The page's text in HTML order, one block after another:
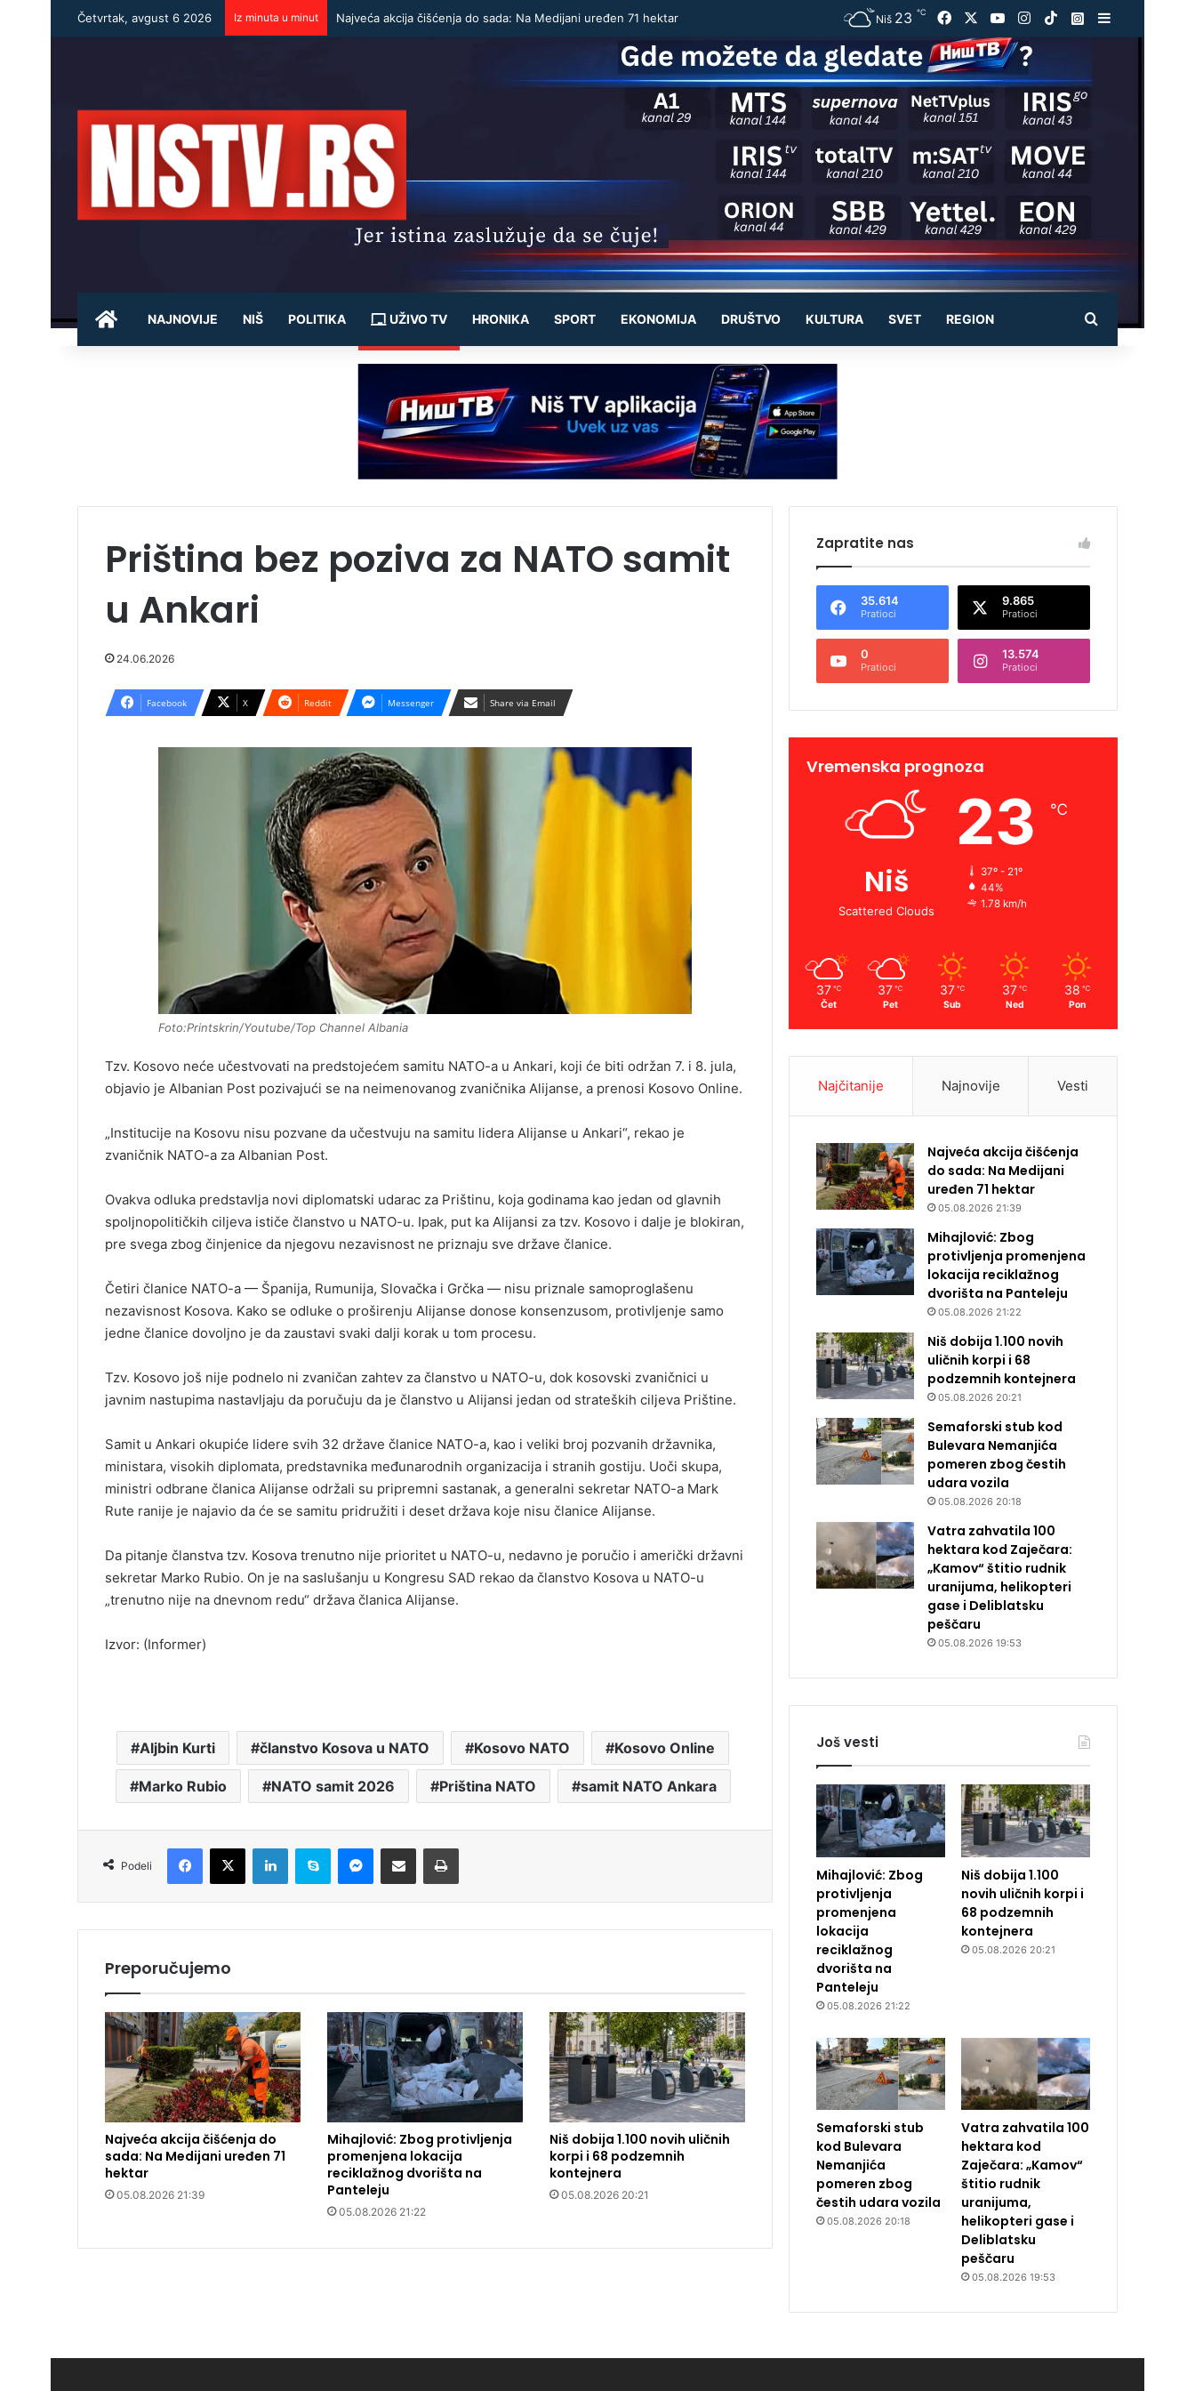
Četvrtak, avgust 6 2026 Iz minuta u minut Najveća akcija čišćenja do sada: Na Medijani uređen 71 hektar Niš 23 ℃ Facebook YouTubeInstagram
TikTokInstagram
POČETNA
NAJNOVIJE NIŠ POLITIKA UŽIVO TV HRONIKA SPORT EKONOMIJA DRUŠTVO KULTURA SVET REGION Pretraži
Priština bez poziva za NATO samit
u Ankari
24.06.2026
Facebook X Reddit Messenger Share via Email
Foto:Printskrin/Youtube/Top Channel Albania
Tzv. Kosovo neće učestvovati na predstojećem samitu NATO-a u Ankari, koji će biti održan 7. i 8. jula,
objavio je Albanian Post pozivajući se na neimenovanog zvaničnika Alijanse, a prenosi Kosovo Online.
„Institucije na Kosovu nisu pozvane da učestvuju na samitu lidera Alijanse u Ankari“, rekao je
zvaničnik NATO-a za Albanian Post.
Ovakva odluka predstavlja novi diplomatski udarac za Prištinu, koja godinama kao jedan od glavnih
spoljnopolitičkih ciljeva ističe članstvo u NATO-u. Ipak, put ka Alijansi za tzv. Kosovo i dalje je blokiran,
pre svega zbog činjenice da njegovu nezavisnost ne priznaju sve države članice.
Četiri članice NATO-a — Španija, Rumunija, Slovačka i Grčka — nisu priznale samoproglašenu
nezavisnost Kosova. Kako se odluke o proširenju Alijanse donose konsenzusom, protivljenje samo
jedne članice dovoljno je da zaustavi svaki dalji korak u tom procesu.
Tzv. Kosovo još nije podnelo ni zvaničan zahtev za članstvo u NATO-u, dok kosovski zvaničnici u
javnim nastupima nastavljaju da poručuju da je članstvo u Alijansi jedan od strateških ciljeva Prištine.
Samit u Ankari okupiće lidere svih 32 države članice NATO-a, kao i veliki broj pozvanih državnika,
ministara, visokih diplomata, predstavnika međunarodnih organizacija i stranih gostiju. Uoči skupa,
ministri odbrane članica Alijanse održali su pripremni sastanak, a generalni sekretar NATO-a Mark
Rute ranije je najavio da će se samitu pridružiti i deset država koje nisu članice Alijanse.
Da pitanje članstva tzv. Kosova trenutno nije prioritet u NATO-u, nedavno je poručio i američki državni
sekretar Marko Rubio. On je na saslušanju u Kongresu SAD rekao da članstvo Kosova u NATO-u
„trenutno nije na dnevnom redu“ država članica Alijanse.
Izvor: (Informer)
Aljbin Kurti članstvo Kosova u NATO Kosovo NATO Kosovo Online
Marko Rubio NATO samit 2026 Priština NATO samit NATO Ankara
Podeli
Preporučujemo
Najveća akcija čišćenja do
sada: Na Medijani uređen 71
hektar
05.08.2026 21:39
Mihajlović: Zbog protivljenja
promenjena lokacija
reciklažnog dvorišta na
Panteleju
05.08.2026 21:22
Niš dobija 1.100 novih uličnih
korpi i 68 podzemnih
kontejnera
05.08.2026 20:21
Zapratite nas
35.614
Pratioci
9.865
Pratioci
0
Pratioci
13.574
Pratioci
Vremenska prognoza
Niš
Scattered Clouds
23 ℃
37º - 21º
44%
1.78 km/h
37 ℃
Čet
37 ℃
Pet
37 ℃
Sub
37 ℃
Ned
38 ℃
Pon
Najčitanije Najnovije Vesti
Najveća akcija čišćenja
do sada: Na Medijani
uređen 71 hektar
05.08.2026 21:39
Mihajlović: Zbog
protivljenja promenjena
lokacija reciklažnog
dvorišta na Panteleju
05.08.2026 21:22
Niš dobija 1.100 novih
uličnih korpi i 68
podzemnih kontejnera
05.08.2026 20:21
Semaforski stub kod
Bulevara Nemanjića
pomeren zbog čestih
udara vozila
05.08.2026 20:18
Vatra zahvatila 100
hektara kod Zaječara:
„Kamov“ štitio rudnik
uranijuma, helikopteri
gase i Deliblatsku
peščaru
05.08.2026 19:53
Još vesti
Mihajlović: Zbog
protivljenja
promenjena
lokacija
reciklažnog
dvorišta na
Panteleju
05.08.2026 21:22
Niš dobija 1.100
novih uličnih korpi i
68 podzemnih
kontejnera
05.08.2026 20:21
Semaforski stub
kod Bulevara
Nemanjića
pomeren zbog
čestih udara vozila
05.08.2026 20:18
Vatra zahvatila 100
hektara kod
Zaječara: „Kamov“
štitio rudnik
uranijuma,
helikopteri gase i
Deliblatsku
peščaru
05.08.2026 19:53